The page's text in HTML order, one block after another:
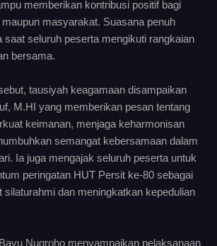
memberikan kontribusi positif bagi
masyarakat. Suasana penuh
saat seluruh peserta mengikuti rangkaian
bersama.
tausiyah keagamaan disampaikan
M.HI yang memberikan pesan tentang
keimanan, menjaga keharmonisan
semangat kebersamaan dalam
Ia juga mengajak seluruh peserta untuk
peringatan HUT Persit ke-80 sebagai
silaturahmi dan meningkatkan kepedulian
Nugroho menyampaikan pelaksanaan